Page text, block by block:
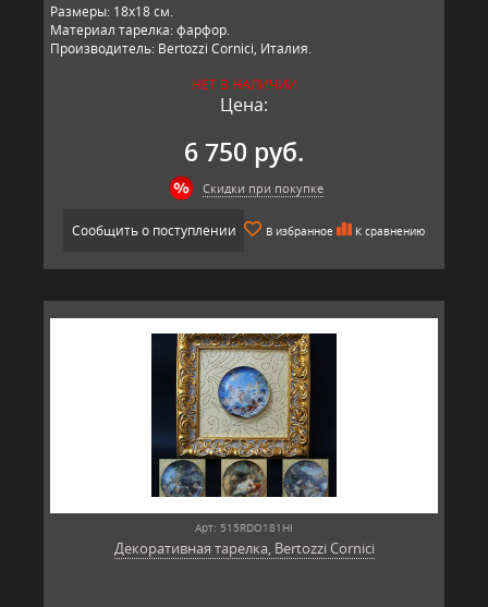
​Размеры: 18х18 см.
Материал тарелка: фарфор.
Производитель: Bertozzi Cornici, Италия.
НЕТ В НАЛИЧИИ
Цена:
6 750 руб.
Скидки при покупке
Сообщить о поступлении В избранное К сравнению
Арт: 515RDO181HI
Декоративная тарелка, Bertozzi Cornici